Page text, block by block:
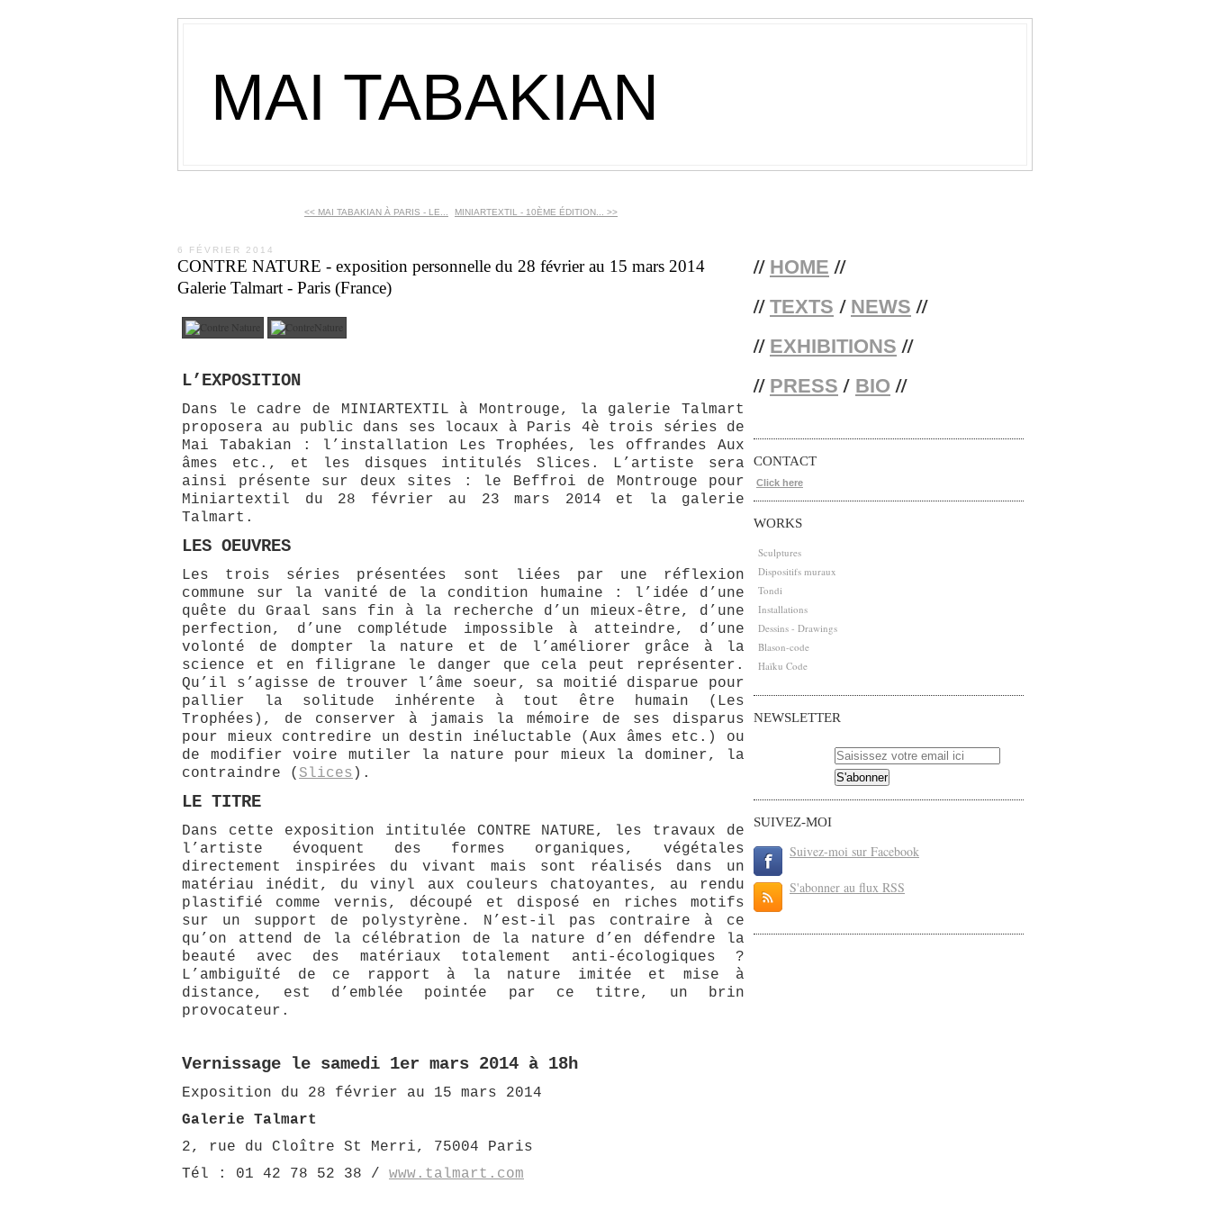
MAI TABAKIAN
<< MAI TABAKIAN À PARIS - LE... MINIARTEXTIL - 10ÈME ÉDITION... >>
6 FÉVRIER 2014
CONTRE NATURE - exposition personnelle du 28 février au 15 mars 2014
Galerie Talmart - Paris (France)
L’EXPOSITION
Dans le cadre de MINIARTEXTIL à Montrouge, la galerie Talmart
proposera au public dans ses locaux à Paris 4è trois séries de
Mai Tabakian : l’installation Les Trophées, les offrandes Aux
âmes etc., et les disques intitulés Slices. L’artiste sera
ainsi présente sur deux sites : le Beffroi de Montrouge pour
Miniartextil du 28 février au 23 mars 2014 et la galerie
Talmart.
LES OEUVRES
Les trois séries présentées sont liées par une réflexion
commune sur la vanité de la condition humaine : l’idée d’une
quête du Graal sans fin à la recherche d’un mieux-être, d’une
perfection, d’une complétude impossible à atteindre, d’une
volonté de dompter la nature et de l’améliorer grâce à la
science et en filigrane le danger que cela peut représenter.
Qu’il s’agisse de trouver l’âme soeur, sa moitié disparue pour
pallier la solitude inhérente à tout être humain (Les
Trophées), de conserver à jamais la mémoire de ses disparus
pour mieux contredire un destin inéluctable (Aux âmes etc.) ou
de modifier voire mutiler la nature pour mieux la dominer, la
contraindre ( Slices ).
LE TITRE
Dans cette exposition intitulée CONTRE NATURE, les travaux de
l’artiste évoquent des formes organiques, végétales
directement inspirées du vivant mais sont réalisés dans un
matériau inédit, du vinyl aux couleurs chatoyantes, au rendu
plastifié comme vernis, découpé et disposé en riches motifs
sur un support de polystyrène. N’est-il pas contraire à ce
qu’on attend de la célébration de la nature d’en défendre la
beauté avec des matériaux totalement anti-écologiques ?
L’ambiguïté de ce rapport à la nature imitée et mise à
distance, est d’emblée pointée par ce titre, un brin
provocateur.
Vernissage le samedi 1er mars 2014 à 18h
Exposition du 28 février au 15 mars 2014
Galerie Talmart
2, rue du Cloître St Merri, 75004 Paris
Tél : 01 42 78 52 38 / www.talmart.com
// HOME //
// TEXTS / NEWS //
// EXHIBITIONS //
// PRESS / BIO //
CONTACT
Click here
WORKS
Sculptures
Dispositifs muraux
Tondi
Installations
Dessins - Drawings
Blason-code
Haïku Code
NEWSLETTER
SUIVEZ-MOI
Suivez-moi sur Facebook
S'abonner au flux RSS